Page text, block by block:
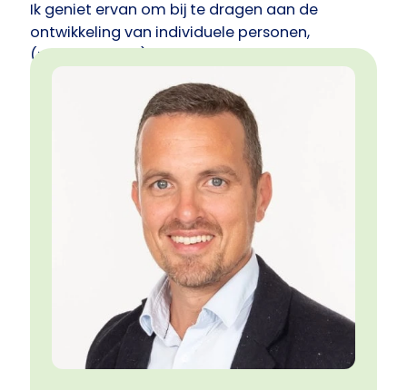
Ik geniet ervan om bij te dragen aan de
ontwikkeling van individuele personen,
(management)teams en organisaties. Negen
van de tien vraagstukken draaien om
verbinding met jezelf/de ander, motivatie
en/of conflicthantering. Dit zijn precies de
thema’s waar PCM inzicht en handvatten voor
Centrale woorden tijdens mijn coachingsessies
en trainingen zijn: veiligheid, inspiratie, humor
en praktische toepassing.